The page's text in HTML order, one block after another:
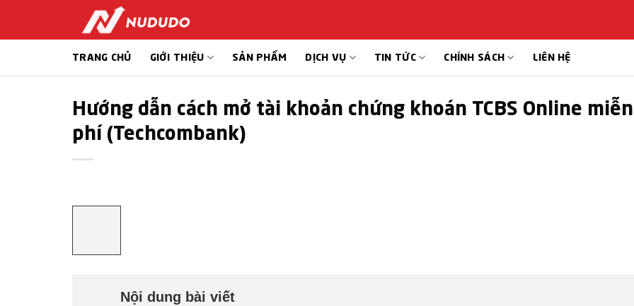
TRANG CHỦ GIỚI THIỆU SẢN PHẨM DỊCH VỤ TIN TỨC CHÍNH SÁCH LIÊN HỆ
Hướng dẫn cách mở tài khoản chứng khoán TCBS Online miễn
phí (Techcombank)
Nội dung bài viết